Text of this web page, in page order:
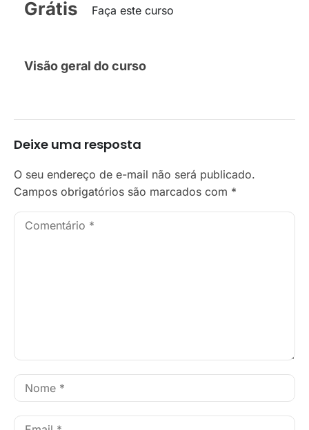
Grátis Faça este curso
Visão geral do curso
Deixe uma resposta
O seu endereço de e-mail não será publicado.
Campos obrigatórios são marcados com *
Comentário